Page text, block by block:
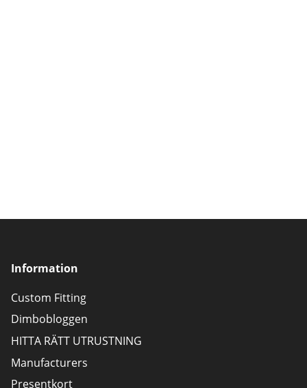
Information
Custom Fitting
Dimbobloggen
HITTA RÄTT UTRUSTNING
Manufacturers
Presentkort